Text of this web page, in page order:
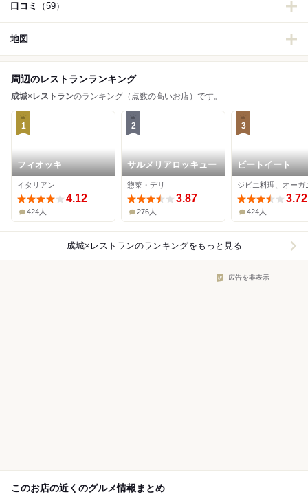
口コミ （59）
地図
周辺のレストランランキング
成城× レストランのランキング（点数の高いお店）です。
1
フィオッキ
イタリアン
4.12
424人
2
サルメリアロッキュー
惣菜・デリ
3.87
276人
3
ビートイート
ジビエ料理、オーガ
3.72
424人
成城×レストランのランキングをもっと見る
広告を非表示
このお店の近くのグルメ情報まとめ